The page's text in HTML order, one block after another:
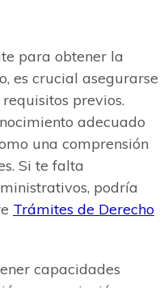
para obtener la
es crucial asegurarse
previos.
adecuado
una comprensión
Si te falta
podría
Trámites de Derecho
capacidades